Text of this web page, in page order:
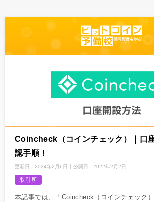
Coincheck（コインチェック）｜口
認手順！
更新日： 2024年2月6日 公開日： 2022年2月2日
取引所
本記事では、「Coincheck（コインチェック